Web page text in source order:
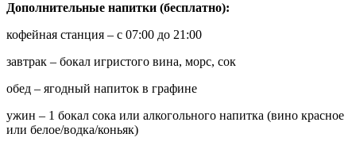
Дополнительные напитки (бесплатно):
кофейная станция – с 07:00 до 21:00
завтрак – бокал игристого вина, морс, сок
обед – ягодный напиток в графине
ужин – 1 бокал сока или алкогольного напитка (вино красное
или белое/водка/коньяк)